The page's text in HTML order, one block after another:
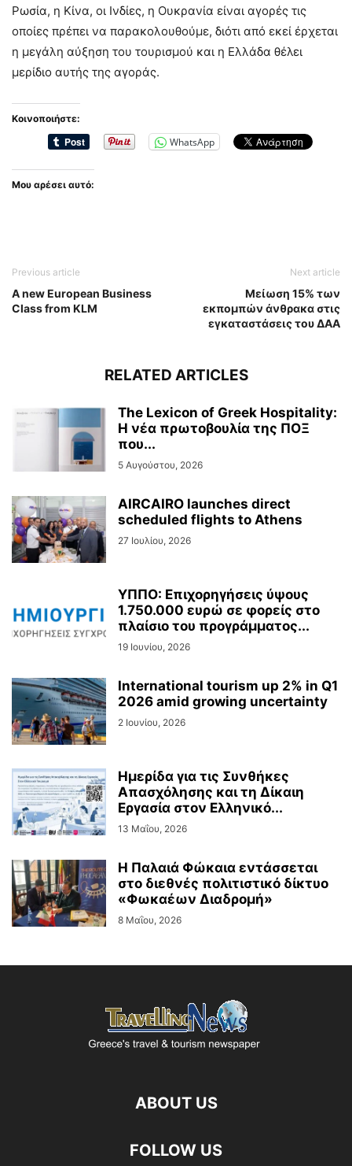
Ρωσία, η Κίνα, οι Ινδίες, η Ουκρανία είναι αγορές τις
οποίες πρέπει να παρακολουθούμε, διότι από εκεί έρχεται
η μεγάλη αύξηση του τουρισμού και η Ελλάδα θέλει
μερίδιο αυτής της αγοράς.
Κοινοποιήστε:
WhatsApp
Μου αρέσει αυτό:
Previous article
A new European Business
Class from KLM
Next article
Μείωση 15% των
εκπομπών άνθρακα στις
εγκαταστάσεις του ΔΑΑ
RELATED ARTICLES
The Lexicon of Greek Hospitality:
Η νέα πρωτοβουλία της ΠΟΞ
που...
5 Αυγούστου, 2026
AIRCAIRO launches direct
scheduled flights to Athens
27 Ιουλίου, 2026
ΥΠΠΟ: Επιχορηγήσεις ύψους
1.750.000 ευρώ σε φορείς στο
πλαίσιο του προγράμματος...
19 Ιουνίου, 2026
International tourism up 2% in Q1
2026 amid growing uncertainty
2 Ιουνίου, 2026
Ημερίδα για τις Συνθήκες
Απασχόλησης και τη Δίκαιη
Εργασία στον Ελληνικό...
13 Μαΐου, 2026
Η Παλαιά Φώκαια εντάσσεται
στο διεθνές πολιτιστικό δίκτυο
«Φωκαέων Διαδρομή»
8 Μαΐου, 2026
ABOUT US
FOLLOW US